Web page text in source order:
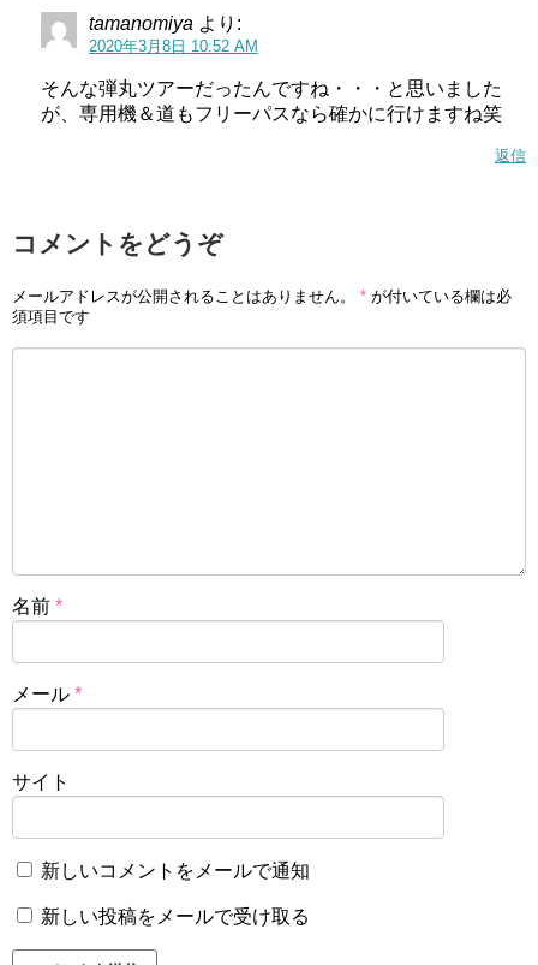
tamanomiya より:
2020年3月8日 10:52 AM
そんな弾丸ツアーだったんですね・・・と思いました
が、専用機＆道もフリーパスなら確かに行けますね笑
返信
コメントをどうぞ
メールアドレスが公開されることはありません。 * が付いている欄は必
須項目です
名前 *
メール *
サイト
新しいコメントをメールで通知
新しい投稿をメールで受け取る